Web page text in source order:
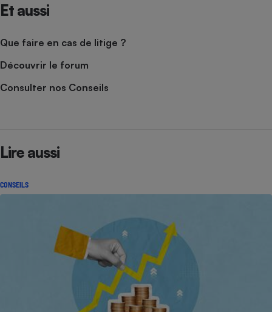
Et aussi
Que faire en cas de litige ?
Découvrir le forum
Consulter nos Conseils
Lire aussi
CONSEILS